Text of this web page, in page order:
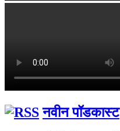
नवीन पॉडकास्ट